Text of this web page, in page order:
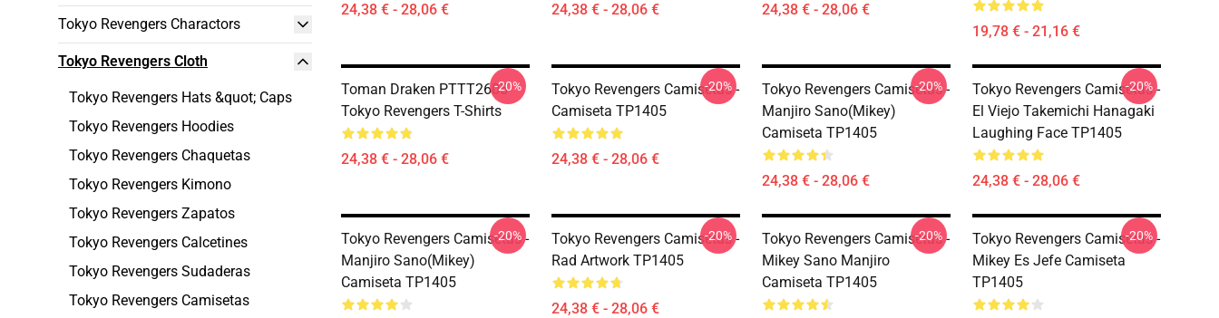
Tokyo Revengers Charactors
Tokyo Revengers Cloth
Tokyo Revengers Hats &quot; Caps
Tokyo Revengers Hoodies
Tokyo Revengers Chaquetas
Tokyo Revengers Kimono
Tokyo Revengers Zapatos
Tokyo Revengers Calcetines
Tokyo Revengers Sudaderas
Tokyo Revengers Camisetas
24,38 € - 28,06 € 24,38 € - 28,06 € 24,38 € - 28,06 €
19,78 € - 21,16 €
Toman Draken PTTT2605
Tokyo Revengers T-Shirts
24,38 € - 28,06 €
-20%
Tokyo Revengers Camisetas -
Camiseta TP1405
24,38 € - 28,06 €
-20%
Tokyo Revengers Camisetas -
Manjiro Sano(Mikey)
Camiseta TP1405
24,38 € - 28,06 €
-20%
Tokyo Revengers Camisetas -
El Viejo Takemichi Hanagaki
Laughing Face TP1405
24,38 € - 28,06 €
-20%
Tokyo Revengers Camisetas -
Manjiro Sano(Mikey)
Camiseta TP1405
-20%
Tokyo Revengers Camisetas -
Rad Artwork TP1405
24,38 € - 28,06 €
-20%
Tokyo Revengers Camisetas -
Mikey Sano Manjiro
Camiseta TP1405
-20%
Tokyo Revengers Camisetas -
Mikey Es Jefe Camiseta
TP1405
-20%